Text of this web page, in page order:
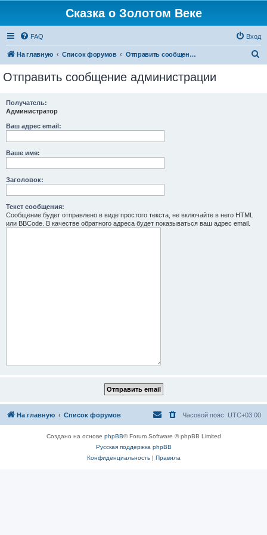
Сказка о Золотом Веке
FAQ Вход
На главную Список форумов Отправить сообщение администрации
Отправить сообщение администрации
Получатель:
Администратор
Ваш адрес email:
Ваше имя:
Заголовок:
Текст сообщения:
Сообщение будет отправлено в виде простого текста, не включайте в него HTML
или BBCode. В качестве обратного адреса будет показываться ваш адрес email.
На главную Список форумов Часовой пояс: UTC+03:00
Создано на основе phpBB® Forum Software © phpBB Limited
Русская поддержка phpBB
Конфиденциальность| Правила